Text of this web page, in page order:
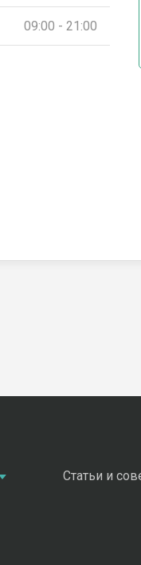
09:00 - 21:00
Статьи и